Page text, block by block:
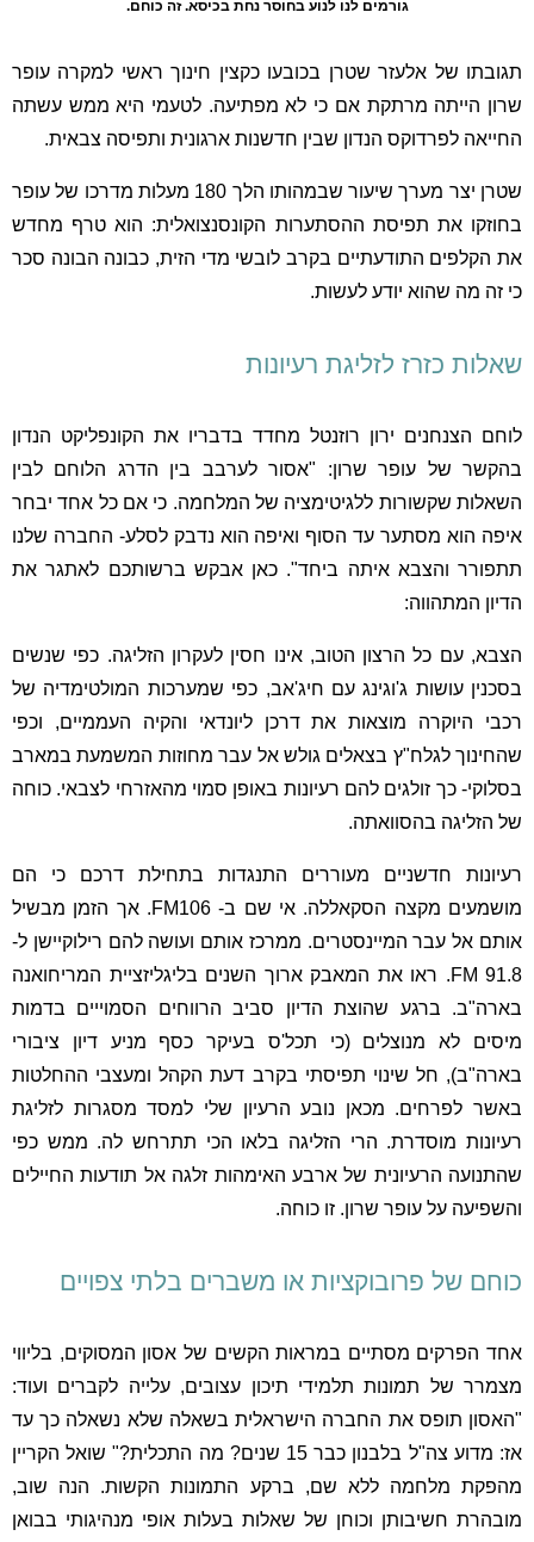
גורמים לנו לנוע בחוסר נחת בכיסא. זה כוחם.
תגובתו של אלעזר שטרן בכובעו כקצין חינוך ראשי למקרה עופר
שרון הייתה מרתקת אם כי לא מפתיעה. לטעמי היא ממש עשתה
החייאה לפרדוקס הנדון שבין חדשנות ארגונית ותפיסה צבאית.
שטרן יצר מערך שיעור שבמהותו הלך 180 מעלות מדרכו של עופר
בחוזקו את תפיסת ההסתערות הקונסנצואלית: הוא טרף מחדש
את הקלפים התודעתיים בקרב לובשי מדי הזית, כבונה הבונה סכר
כי זה מה שהוא יודע לעשות.
שאלות כזרז לזליגת רעיונות
לוחם הצנחנים ירון רוזנטל מחדד בדבריו את הקונפליקט הנדון
בהקשר של עופר שרון: "אסור לערבב בין הדרג הלוחם לבין
השאלות שקשורות ללגיטימציה של המלחמה. כי אם כל אחד יבחר
איפה הוא מסתער עד הסוף ואיפה הוא נדבק לסלע- החברה שלנו
תתפורר והצבא איתה ביחד". כאן אבקש ברשותכם לאתגר את
הדיון המתהווה:
הצבא, עם כל הרצון הטוב, אינו חסין לעקרון הזליגה. כפי שנשים
בסכנין עושות ג'וגינג עם חיג'אב, כפי שמערכות המולטימדיה של
רכבי היוקרה מוצאות את דרכן ליונדאי והקיה העממיים, וכפי
שהחינוך לגלח"ץ בצאלים גולש אל עבר מחוזות המשמעת במארב
בסלוקי- כך זולגים להם רעיונות באופן סמוי מהאזרחי לצבאי. כוחה
של הזליגה בהסוואתה.
רעיונות חדשניים מעוררים התנגדות בתחילת דרכם כי הם
מושמעים מקצה הסקאללה. אי שם ב- FM106. אך הזמן מבשיל
אותם אל עבר המיינסטרים. ממרכז אותם ועושה להם רילוקיישן ל-
FM 91.8. ראו את המאבק ארוך השנים בליגליזציית המריחואנה
בארה"ב. ברגע שהוצת הדיון סביב הרווחים הסמוייים בדמות
מיסים לא מנוצלים (כי תכל'ס בעיקר כסף מניע דיון ציבורי
בארה"ב), חל שינוי תפיסתי בקרב דעת הקהל ומעצבי ההחלטות
באשר לפרחים. מכאן נובע הרעיון שלי למסד מסגרות לזליגת
רעיונות מוסדרת. הרי הזליגה בלאו הכי תתרחש לה. ממש כפי
שהתנועה הרעיונית של ארבע האימהות זלגה אל תודעות החיילים
והשפיעה על עופר שרון. זו כוחה.
כוחם של פרובוקציות או משברים בלתי צפויים
אחד הפרקים מסתיים במראות הקשים של אסון המסוקים, בליווי
מצמרר של תמונות תלמידי תיכון עצובים, עלייה לקברים ועוד:
"האסון תופס את החברה הישראלית בשאלה שלא נשאלה כך עד
אז: מדוע צה"ל בלבנון כבר 15 שנים? מה התכלית?" שואל הקריין
מהפקת מלחמה ללא שם, ברקע התמונות הקשות. הנה שוב,
מובהרת חשיבותן וכוחן של שאלות בעלות אופי מנהיגותי בבואן